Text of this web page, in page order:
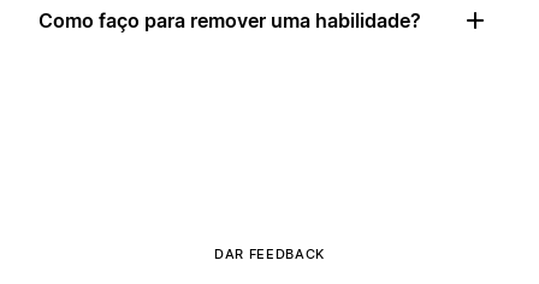
Como faço para remover uma habilidade?
DAR FEEDBACK